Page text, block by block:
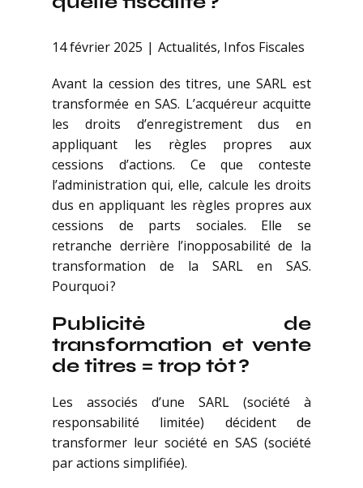
14 février 2025 Actualités, Infos Fiscales
Avant la cession des titres, une SARL est
transformée en SAS. L’acquéreur acquitte
les droits d’enregistrement dus en
appliquant les règles propres aux
cessions d’actions. Ce que conteste
l’administration qui, elle, calcule les droits
dus en appliquant les règles propres aux
cessions de parts sociales. Elle se
retranche derrière l’inopposabilité de la
transformation de la SARL en SAS.
Pourquoi ?
Publicité de
transformation et vente
de titres = trop tôt ?
Les associés d’une SARL (société à
responsabilité limitée) décident de
transformer leur société en SAS (société
par actions simplifiée).